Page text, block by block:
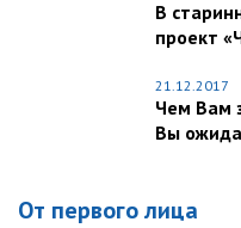
В
проект
21.12.2017
Чем Вам
Вы
От первого лица